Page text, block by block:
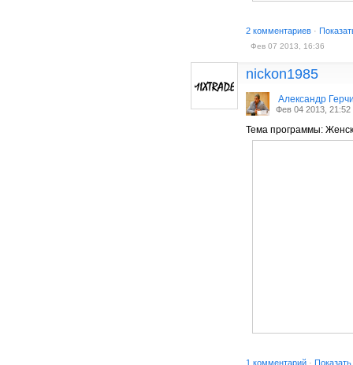
2 комментариев ·
Фев 07 2013, 16:36
nickon1985
Александр
Фев 04 2013, 21:52
Тема программы:
1 комментарий ·